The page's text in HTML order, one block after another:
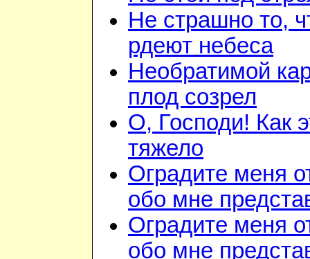
Не страшно то,
рдеют небеса
Необратимой
плод созрел
О, Господи! Как
тяжело
Оградите меня
обо мне
Оградите меня
обо мне